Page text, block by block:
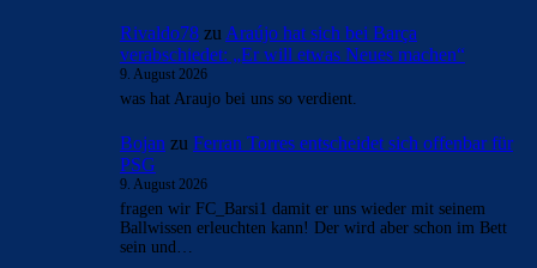
Rivaldo78 zu Araújo hat sich bei Barça
verabschiedet: „Er will etwas Neues machen“
9. August 2026
was hat Araujo bei uns so verdient.
Bojan zu Ferran Torres entscheidet sich offenbar für
PSG
9. August 2026
fragen wir FC_Barsi1 damit er uns wieder mit seinem
Ballwissen erleuchten kann! Der wird aber schon im Bett
sein und…